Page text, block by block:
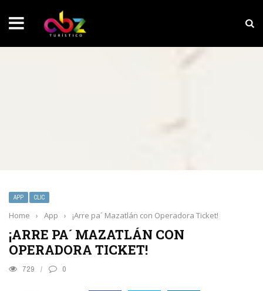
NOTICIAS SOBRESALIENTES
APP CLIC
Home › App › ¡Arre pa´ Mazatlán con Operadora Ticket!
¡ARRE PA´ MAZATLÁN CON
OPERADORA TICKET!
729 0